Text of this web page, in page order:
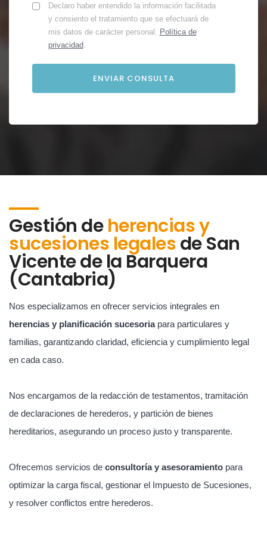
Declaro haber entendido la información facilitada
y consiento el tratamiento que se efectuará de
mis datos de carácter personal. Política de
privacidad.
Gestión deherencias y
sucesiones legalesdeSan
Vicente de la Barquera
(Cantabria)
Nos especializamos en ofrecer servicios integrales en
herencias y planificación sucesoriapara particulares y
familias, garantizando claridad, eficiencia y cumplimiento legal
en cada caso.
Nos encargamos de la redacción de testamentos, tramitación
de declaraciones de herederos, y partición de bienes
hereditarios, asegurando un proceso justo y transparente.
Ofrecemos servicios de consultoría y asesoramiento para
optimizar la carga fiscal, gestionar el Impuesto de Sucesiones,
y resolver conflictos entre herederos.